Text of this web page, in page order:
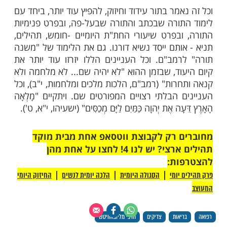
ישנה מחלה - כיצד נרפאים ממנה. אולם
מיד שהוא יפרט כיצד יש להתנהג, שאז "אני
מלכתחילה לא יבוא לכדי מחלה, שזהו
שלמעלה. במילא נעשה הוא אופן הרפואה
שהיא "מִן הַשָּׁמַיִם הִשְׁמַעְתָּם קוֹלֶךָ" (מוסף
שהיא ה"תורה מביאה רפואה לעולם", עד
רפואה שלמעלה. שמלכתילה "לֹא אָשִׂים עָלֶיךָ
רֹפְאֶךָ" (שמות, ט"ו, כ"ו) זה אופן הרפואה של
זהו אופן הרפואה של התורה שהיא "דבר
ב-"דבר ה' זו הלכה" (שבת, קל"ח, ע"ב)
קצרה וברורה" בספר "הלכות הלכות",
"משנה תורה" לרמב"ם.
שבכתב והתורה שבעל-פה